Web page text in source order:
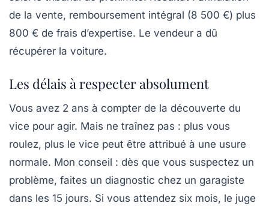
de la vente, remboursement intégral (8 500 €) plus
800 € de frais d’expertise. Le vendeur a dû
récupérer la voiture.
Les délais à respecter absolument
Vous avez 2 ans à compter de la découverte du
vice pour agir. Mais ne traînez pas : plus vous
roulez, plus le vice peut être attribué à une usure
normale. Mon conseil : dès que vous suspectez un
problème, faites un diagnostic chez un garagiste
dans les 15 jours. Si vous attendez six mois, le juge